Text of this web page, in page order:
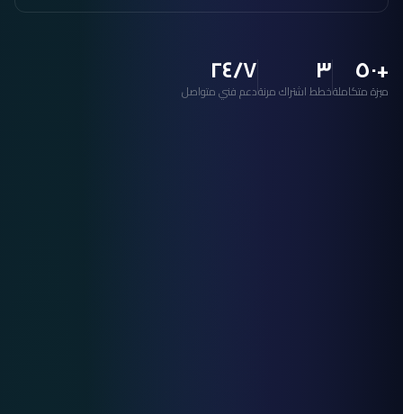
+٥٠
ميزة متكاملة
٣
خطط اشتراك مرنة
٢٤/٧
دعم فني متواصل